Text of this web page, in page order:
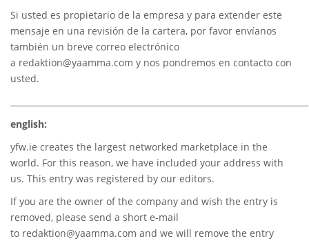
Si usted es propietario de la empresa y para extender este
mensaje en una revisión de la cartera, por favor envíanos
también un breve correo electrónico
a redaktion@yaamma.com y nos pondremos en contacto con
usted.
english:
yfw.ie creates the largest networked marketplace in the
world. For this reason, we have included your address with
us. This entry was registered by our editors.
If you are the owner of the company and wish the entry is
removed, please send a short e-mail
to redaktion@yaamma.com and we will remove the entry